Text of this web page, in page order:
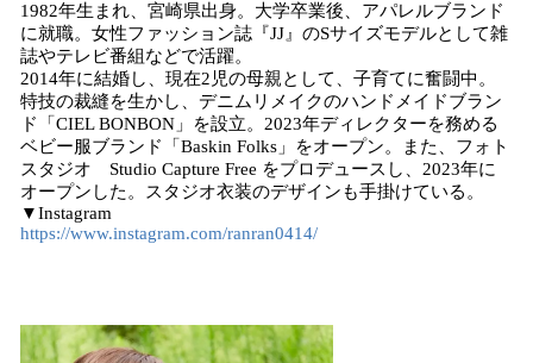
1982年生まれ、宮崎県出身。大学卒業後、アパレルブランド
に就職。女性ファッション誌『JJ』のSサイズモデルとして雑
誌やテレビ番組などで活躍。
2014年に結婚し、現在2児の母親として、子育てに奮闘中。
特技の裁縫を生かし、デニムリメイクのハンドメイドブラン
ド「CIEL BONBON」を設立。2023年ディレクターを務める
ベビー服ブランド「Baskin Folks」をオープン。また、フォト
スタジオ Studio Capture Free をプロデュースし、2023年に
オープンした。スタジオ衣装のデザインも手掛けている。
▼Instagram
https://www.instagram.com/ranran0414/